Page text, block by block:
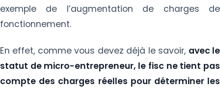
exemple de l’augmentation de charges de
fonctionnement.
En effet, comme vous devez déjà le savoir, avec le
statut de micro-entrepreneur, le fisc ne tient pas
compte des charges réelles pour déterminer les